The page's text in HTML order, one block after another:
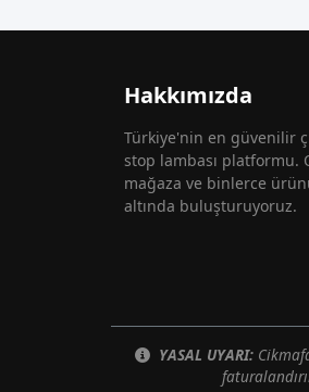
Hakkımızda
Türkiye'nin en güvenilir
stop lambası platformu.
mağaza ve binlerce
altında buluşturuyoruz.
YASAL UYARI: